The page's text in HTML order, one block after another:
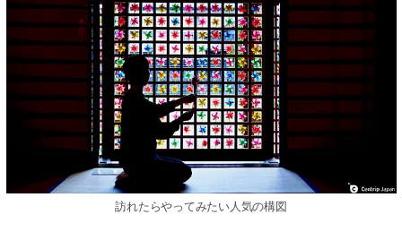
訪れたらやってみたい人気の構図